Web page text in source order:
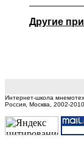
Другие
Интернет-школа
Россия, Москва, 2002-